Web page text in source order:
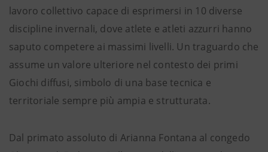
lavoro collettivo capace di esprimersi in 10 diverse
discipline invernali, dove atlete e atleti azzurri hanno
saputo competere ai massimi livelli. Un traguardo che
assume un valore ulteriore nel contesto dei primi
Giochi diffusi, simbolo di una base tecnica e
territoriale sempre più ampia e strutturata.
Dal primato assoluto di Arianna Fontana al congedo